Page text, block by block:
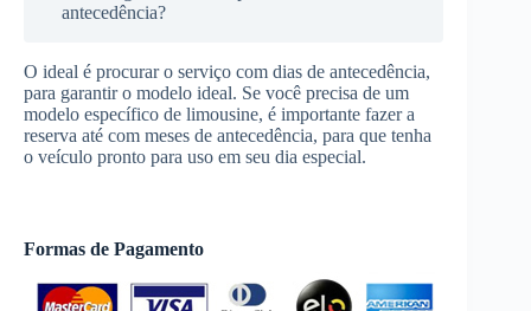
antecedência?
O ideal é procurar o serviço com dias de antecedência,
para garantir o modelo ideal. Se você precisa de um
modelo específico de limousine, é importante fazer a
reserva até com meses de antecedência, para que tenha
o veículo pronto para uso em seu dia especial.
Formas de Pagamento